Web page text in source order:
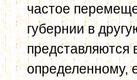
частое
губернии в
представляются
определенному,